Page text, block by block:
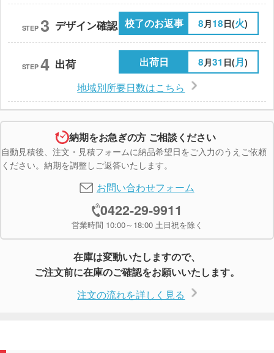
STEP 3 デザイン確認 校了のお返事 8月18日(火)
STEP 4 出荷 出荷日 8月31 日(月)
地域別所要日数はこちら
納期をお急ぎの方 ご相談ください
自動見積後、注文・見積フォームに納品希望日をご入力のうえご依頼
ください。納期を調整しご返答いたします。
お問い合わせフォーム
0422-29-9911
営業時間 10:00～18:00 土日祝を除く
在庫は変動いたしますので、
ご注文前に在庫のご確認をお願いいたします。
注文の流れを詳しく見る